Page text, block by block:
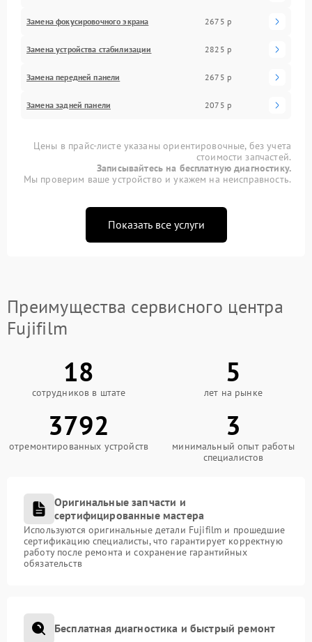
Замена фокусировочного экрана 2675 р
Замена устройства стабилизации 2825 р
Замена передней панели 2675 р
Замена задней панели 2075 р
Цены в прайс-листе указаны ориентировочные, без учета
стоимости запчастей.
Записывайтесь на бесплатную диагностику.
Мы проверим ваше устройство и укажем на неисправность.
Показать все услуги
Преимущества сервисного центра
Fujifilm
18
сотрудников в штате
5
лет на рынке
3792
отремонтированных устройств
3
минимальный опыт работы
специалистов
Оригинальные запчасти и
сертифицированные мастера
Используются оригинальные детали Fujifilm и прошедшие
сертификацию специалисты, что гарантирует корректную
работу после ремонта и сохранение гарантийных
обязательств
Бесплатная диагностика и быстрый ремонт